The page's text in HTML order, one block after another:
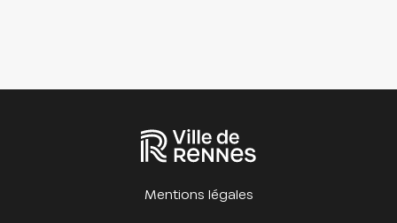
Mentions légales